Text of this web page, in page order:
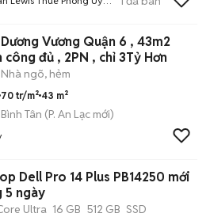
Vương Quận 6 , 43m2
công đủ , 2PN , chỉ 3Tỷ Hơn
Nhà ngõ, hẻm
70 tr/m² 43 m²
Tân (P. An Lạc mới)
Dell Pro 14 Plus PB14250 mới
5 ngày
Ultra 16 GB 512 GB SSD